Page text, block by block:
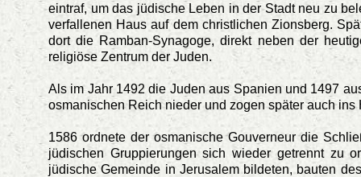
eintraf, um das jüdische Leben in der Stadt neu zu
verfallenen Haus auf dem christlichen Zionsberg.
dort die Ramban-Synagoge, direkt neben der
religiöse Zentrum der Juden.
Als im Jahr 1492 die Juden aus Spanien und 1497
osmanischen Reich nieder und zogen später auch
1586 ordnete der osmanische Gouverneur die
jüdischen Gruppierungen sich wieder getrennt zu
jüdische Gemeinde in Jerusalem bildeten, bauten